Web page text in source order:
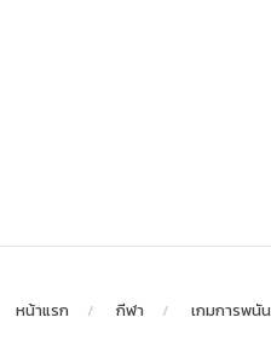
หน้าแรก กีฬา เกมการพนัน